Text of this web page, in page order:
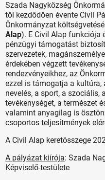
Szada Nagyközség
től kezdődően évente Civil
Önkormányzat
Alap). E Civil Alap funkciója
pénzügyi támogatást
szervezetek,
érdekében végzett
rendezvényeikhez, az
ezzel is támogatja a kultúra,
nevelés, a sport, a szociális,
tevékenységet, a természet
valamint anyagilag is
csoportos teljesítmények
A Civil Alap keretösszege
A pályázat kiírója: Szada
Képviselő-testülete